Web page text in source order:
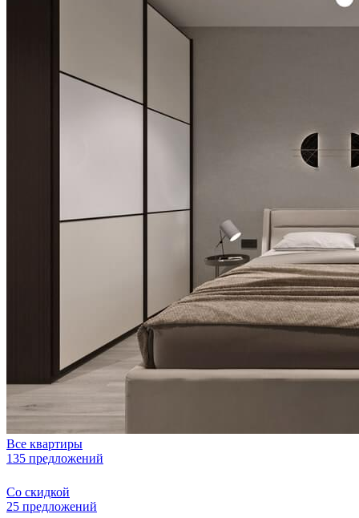
Все квартиры
135 предложений
Со скидкой
25 предложений